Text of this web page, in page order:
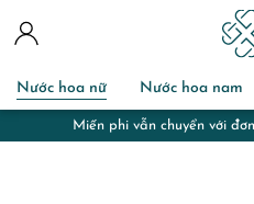
Nước hoa nữ Nước hoa nam
có giá trị 1.000.000